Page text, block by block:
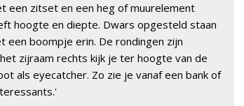
een zitset en een heg of muurelement
hoogte en diepte. Dwars opgesteld staan
een boompje erin. De rondingen zijn
zijraam rechts kijk je ter hoogte van de
als eyecatcher. Zo zie je vanaf een bank of